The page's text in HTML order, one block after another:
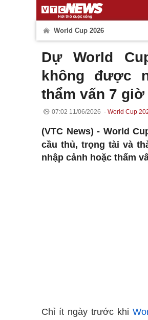
World Cup 2026
Dự World
không được
thẩm vấn 7 giờ
07:02 11/06/2026 World Cup
(VTC News) - World
cầu thủ, trọng tài và
nhập cảnh hoặc thẩm
Chỉ ít ngày trước khi